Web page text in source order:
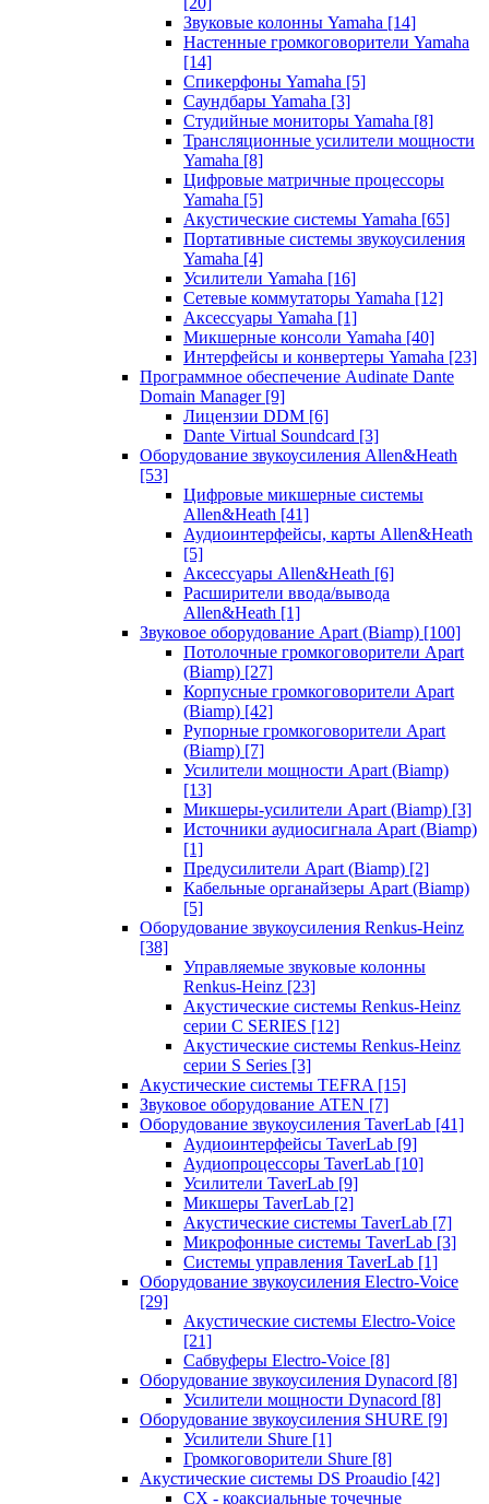
Звуковые колонны Yamaha [14]
Настенные громкоговорители Yamaha
[14]
Спикерфоны Yamaha [5]
Саундбары Yamaha [3]
Студийные мониторы Yamaha [8]
Трансляционные усилители мощности
Yamaha [8]
Цифровые матричные процессоры
Yamaha [5]
Акустические системы Yamaha [65]
Портативные системы звукоусиления
Yamaha [4]
Усилители Yamaha [16]
Сетевые коммутаторы Yamaha [12]
Аксессуары Yamaha [1]
Микшерные консоли Yamaha [40]
Интерфейсы и конвертеры Yamaha [23]
Программное обеспечение Audinate Dante
Domain Manager [9]
Лицензии DDM [6]
Dante Virtual Soundcard [3]
Оборудование звукоусиления Allen&Heath
[53]
Цифровые микшерные системы
Allen&Heath [41]
Аудиоинтерфейсы, карты Allen&Heath
[5]
Аксессуары Allen&Heath [6]
Расширители ввода/вывода
Allen&Heath [1]
Звуковое оборудование Apart (Biamp) [100]
Потолочные громкоговорители Apart
(Biamp) [27]
Корпусные громкоговорители Apart
(Biamp) [42]
Рупорные громкоговорители Apart
(Biamp) [7]
Усилители мощности Apart (Biamp)
[13]
Микшеры-усилители Apart (Biamp) [3]
Источники аудиосигнала Apart (Biamp)
[1]
Предусилители Apart (Biamp) [2]
Кабельные органайзеры Apart (Biamp)
[5]
Оборудование звукоусиления Renkus-Heinz
[38]
Управляемые звуковые колонны
Renkus-Heinz [23]
Акустические системы Renkus-Heinz
серии C SERIES [12]
Акустические системы Renkus-Heinz
серии S Series [3]
Акустические системы TEFRA [15]
Звуковое оборудование ATEN [7]
Оборудование звукоусиления TaverLab [41]
Аудиоинтерфейсы TaverLab [9]
Аудиопроцессоры TaverLab [10]
Усилители TaverLab [9]
Микшеры TaverLab [2]
Акустические системы TaverLab [7]
Микрофонные системы TaverLab [3]
Системы управления TaverLab [1]
Оборудование звукоусиления Electro-Voice
[29]
Акустические системы Electro-Voice
[21]
Сабвуферы Electro-Voice [8]
Оборудование звукоусиления Dynacord [8]
Усилители мощности Dynacord [8]
Оборудование звукоусиления SHURE [9]
Усилители Shure [1]
Громкоговорители Shure [8]
Акустические системы DS Proaudio [42]
CX - коаксиальные точечные